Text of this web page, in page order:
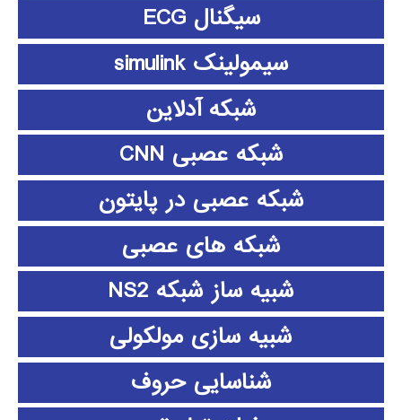
سیگنال ECG
سیمولینک simulink
شبکه آدلاین
شبکه عصبی CNN
شبکه عصبی در پایتون
شبکه های عصبی
شبیه ساز شبکه NS2
شبیه سازی مولکولی
شناسایی حروف